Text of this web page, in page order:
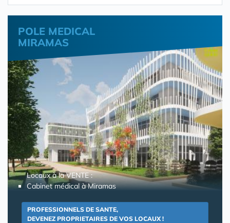
POLE MEDICAL
MIRAMAS
Locaux à la VENTE :
Cabinet médical à Miramas
PROFESSIONNELS DE SANTE,
DEVENEZ PROPRIETAIRES DE VOS LOCAUX !